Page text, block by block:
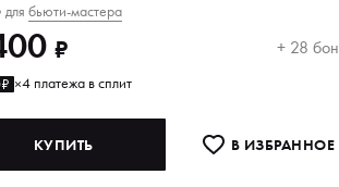
для бьюти-мастера
₽ + 28
×4 платежа в сплит
КУПИТЬ В ИЗБРАННОE